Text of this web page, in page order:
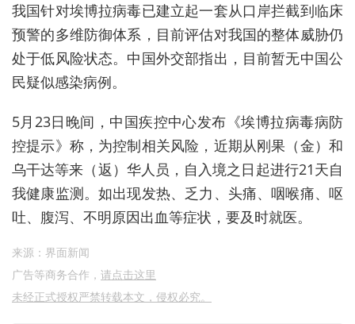
我国针对埃博拉病毒已建立起一套从口岸拦截到临床
预警的多维防御体系，目前评估对我国的整体威胁仍
处于低风险状态。中国外交部指出，目前暂无中国公
民疑似感染病例。
5月23日晚间，中国疾控中心发布《埃博拉病毒病防
控提示》称，为控制相关风险，近期从刚果（金）和
乌干达等来（返）华人员，自入境之日起进行21天自
我健康监测。如出现发热、乏力、头痛、咽喉痛、呕
吐、腹泻、不明原因出血等症状，要及时就医。
来源：界面新闻
广告等商务合作， 请点击这里
未经正式授权严禁转载本文，侵权必究。